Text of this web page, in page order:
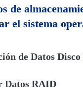
de
el sistema
de Datos
Datos RAID